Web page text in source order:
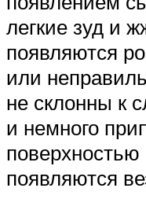
легкие зуд и
появляются
или
не склонны к
и немного
появляются